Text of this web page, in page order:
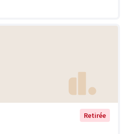
Retirée